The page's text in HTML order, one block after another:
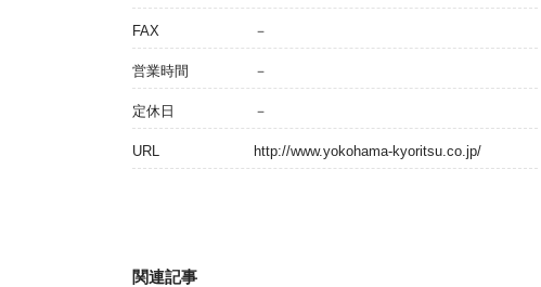
FAX －
営業時間 －
定休日 －
URL http://www.yokohama-kyoritsu.co.jp/
関連記事